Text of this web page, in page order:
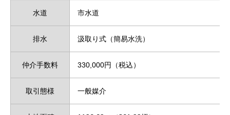
水道 市水道
排水 汲取り式（簡易水洗）
仲介手数料 330,000円（税込）
取引態様 一般媒介